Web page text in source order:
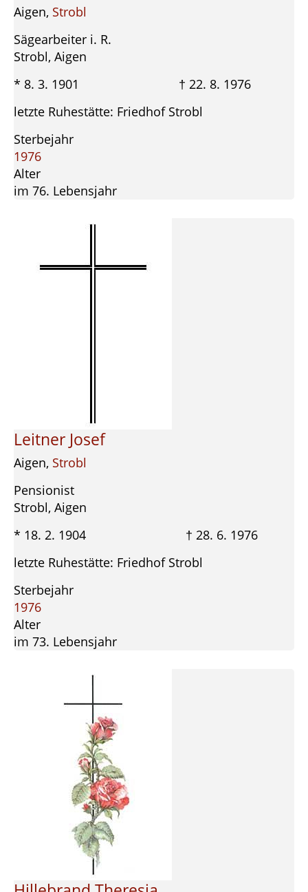
Aigen, Strobl
Sägearbeiter i. R.
Strobl, Aigen
* 8. 3. 1901 † 22. 8. 1976
letzte Ruhestätte: Friedhof Strobl
Sterbejahr
1976
Alter
im 76. Lebensjahr
Leitner Josef
Aigen, Strobl
Pensionist
Strobl, Aigen
* 18. 2. 1904 † 28. 6. 1976
letzte Ruhestätte: Friedhof Strobl
Sterbejahr
1976
Alter
im 73. Lebensjahr